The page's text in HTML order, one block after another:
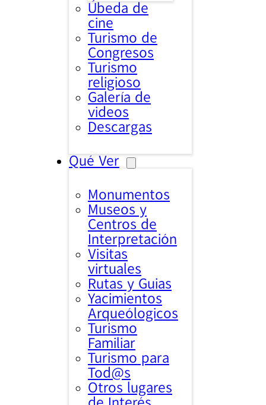
Úbeda de
cine
Turismo de
Congresos
Turismo
religioso
Galería de
videos
Descargas
Qué Ver
Monumentos
Museos y
Centros de
Interpretación
Visitas
virtuales
Rutas y Guias
Yacimientos
Arqueólogicos
Turismo
Familiar
Turismo para
Tod@s
Otros lugares